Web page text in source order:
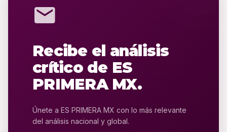
mail
Recibe el análisis
crítico de ES
PRIMERA MX.
Únete a ES PRIMERA MX con lo más relevante
del análisis nacional y global.